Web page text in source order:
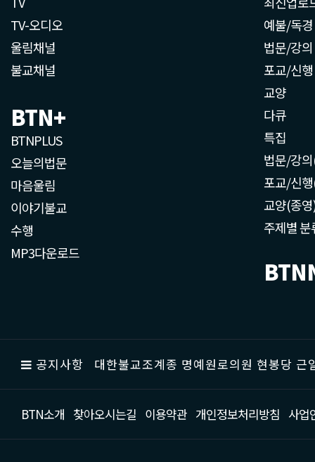
TV-오디오
울림채널
불교채널
BTN+
BTNPLUS
오늘의법문
마음울림
이야기불교
수행
MP3다운로드
예불/독경
법문/강의
포교/신행
교양
다큐
특집
법문/강
포교/신
교양(종
주제별 분
공지사항 대한불교조계종 명예원로의원 현봉당
BTN소개 찾아오시는길 이용약관 개인정보처리방침 사업